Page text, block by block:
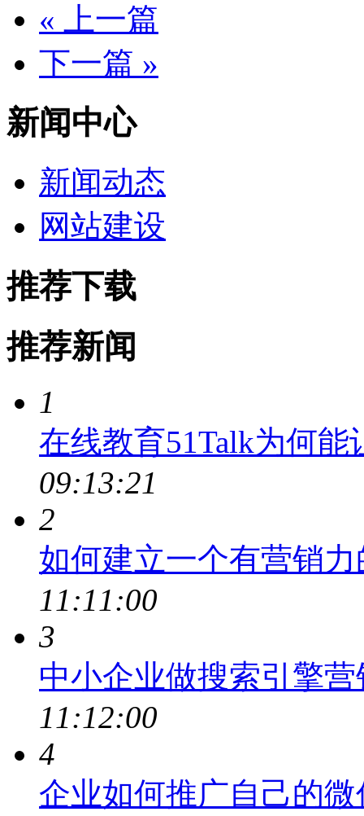
« 上一篇
下一篇 »
新闻中心
新闻动态
网站建设
推荐下载
推荐新闻
1
在线教育51Talk为何
09:13:21
2
如何建立一个有营销
11:11:00
3
中小企业做搜索引擎
11:12:00
4
企业如何推广自己的